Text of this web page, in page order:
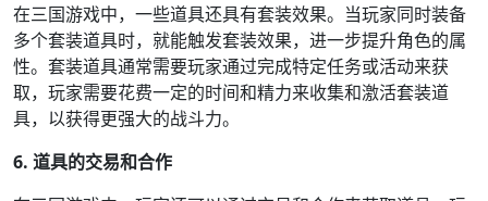
在三国游戏中，一些道具还具有套装效果。当玩家同时装备
多个套装道具时，就能触发套装效果，进一步提升角色的属
性。套装道具通常需要玩家通过完成特定任务或活动来获
取，玩家需要花费一定的时间和精力来收集和激活套装道
具，以获得更强大的战斗力。
6. 道具的交易和合作